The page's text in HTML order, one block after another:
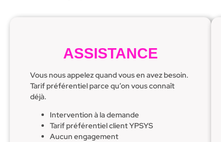
ASSISTANCE
Vous nous appelez quand vous en avez besoin.
Tarif préférentiel parce qu’on vous connaît
déjà.
Intervention à la demande
Tarif préférentiel client YPSYS
Aucun engagement